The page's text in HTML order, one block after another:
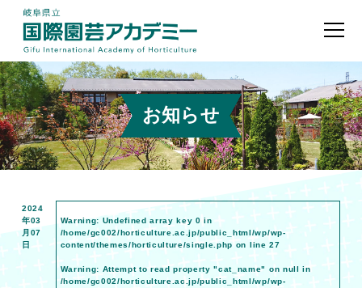
お知らせ
2024
年03
月07
日
Warning: Undefined array key 0 in
/home/gc002/horticulture.ac.jp/public_html/wp/wp-
content/themes/horticulture/single.php on line27
Warning: Attempt to read property "cat_name" on null in
/home/gc002/horticulture.ac.jp/public_html/wp/wp-